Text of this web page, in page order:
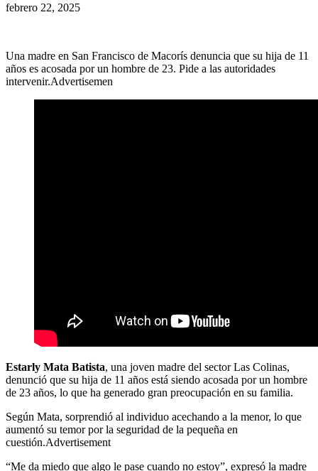
febrero 22, 2025
Una madre en San Francisco de Macorís denuncia que su hija de 11
años es acosada por un hombre de 23. Pide a las autoridades
intervenir.Advertisemen
Estarly Mata Batista, una joven madre del sector Las Colinas,
denunció que su hija de 11 años está siendo acosada por un hombre
de 23 años, lo que ha generado gran preocupación en su familia.
Según Mata, sorprendió al individuo acechando a la menor, lo que
aumentó su temor por la seguridad de la pequeña en
cuestión.Advertisement
“Me da miedo que algo le pase cuando no estoy”, expresó la madre